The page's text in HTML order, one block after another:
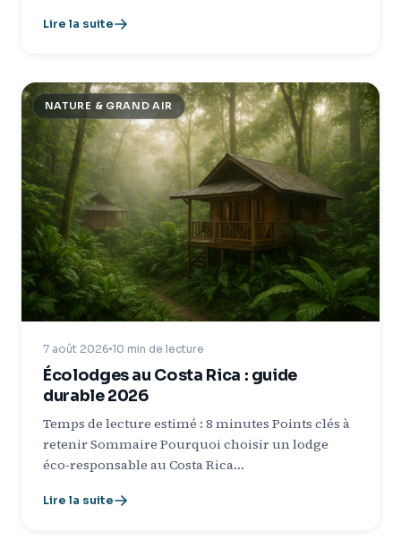
Lire la suite
NATURE & GRAND AIR
7 août 2026 10 min de lecture
Écolodges au Costa Rica : guide
durable 2026
Temps de lecture estimé : 8 minutes Points clés à
retenir Sommaire Pourquoi choisir un lodge
éco‑responsable au Costa Rica…
Lire la suite